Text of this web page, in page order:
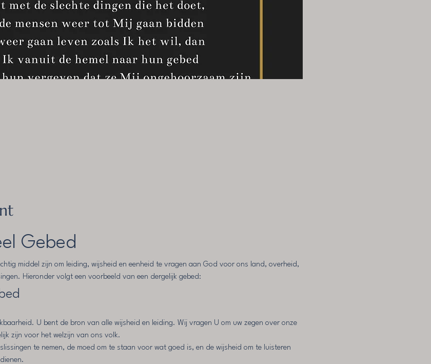
Gebed
middel zijn om leiding, wijsheid en eenheid te vragen aan God voor ons land, overheid,
Hieronder volgt een voorbeeld van een dergelijk gebed:
U bent de bron van alle wijsheid en leiding. Wij vragen U om uw zegen over onze
zijn voor het welzijn van ons volk.
te nemen, de moed om te staan voor wat goed is, en de wijsheid om te luisteren